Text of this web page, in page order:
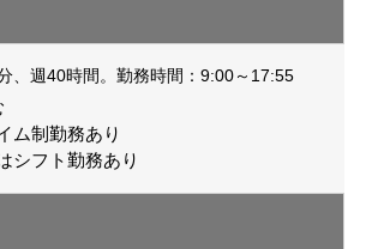
、週40時間。勤務時間：9:00～17:55
ム制勤務あり
シフト勤務あり